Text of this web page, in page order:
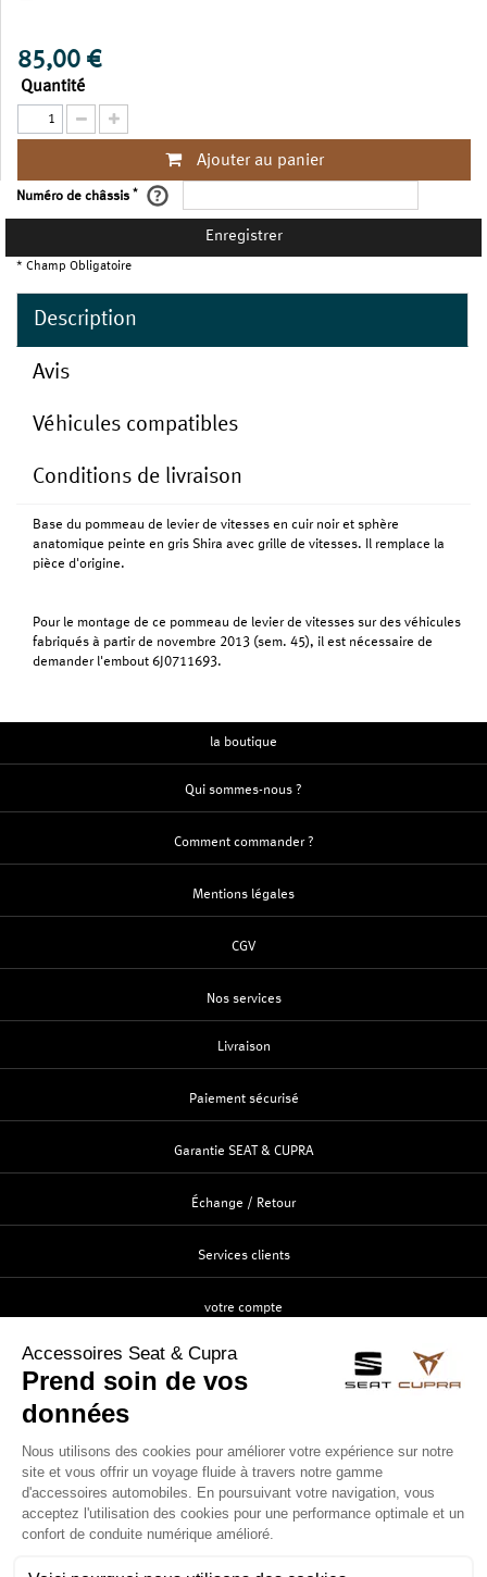
85,00 €
Quantité
Ajouter au panier
Numéro de châssis *
Enregistrer
* Champ Obligatoire
Description
Avis
Véhicules compatibles
Conditions de livraison
Base du pommeau de levier de vitesses en cuir noir et sphère
anatomique peinte en gris Shira avec grille de vitesses. Il remplace la
pièce d'origine.
Pour le montage de ce pommeau de levier de vitesses sur des véhicules
fabriqués à partir de novembre 2013 (sem. 45), il est nécessaire de
demander l'embout 6J0711693.
la boutique
Qui sommes-nous ?
Comment commander ?
Mentions légales
CGV
Nos services
Livraison
Paiement sécurisé
Garantie SEAT & CUPRA
Échange / Retour
Services clients
votre compte
Création
Suivi de commande
Contactez-nous